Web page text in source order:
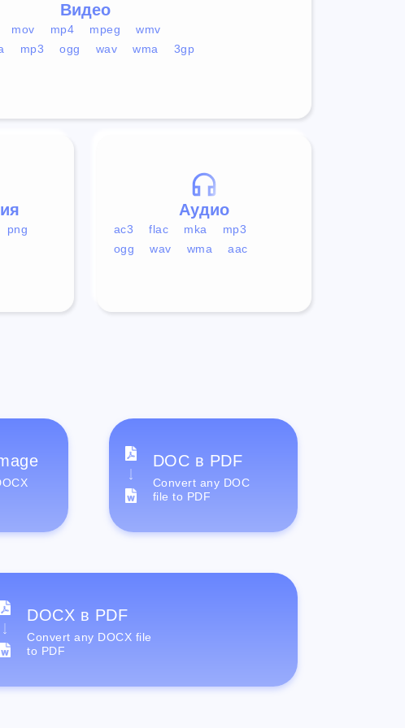
Видео
mov mp4 mpeg
wmv
mp3 ogg wav wma 3gp
Аудио
ac3 flac mka
mp3
ogg
wav wma aac
png
DOC в PDF
Convert any DOC
file to PDF
DOCX в PDF
Convert any DOCX file
to PDF